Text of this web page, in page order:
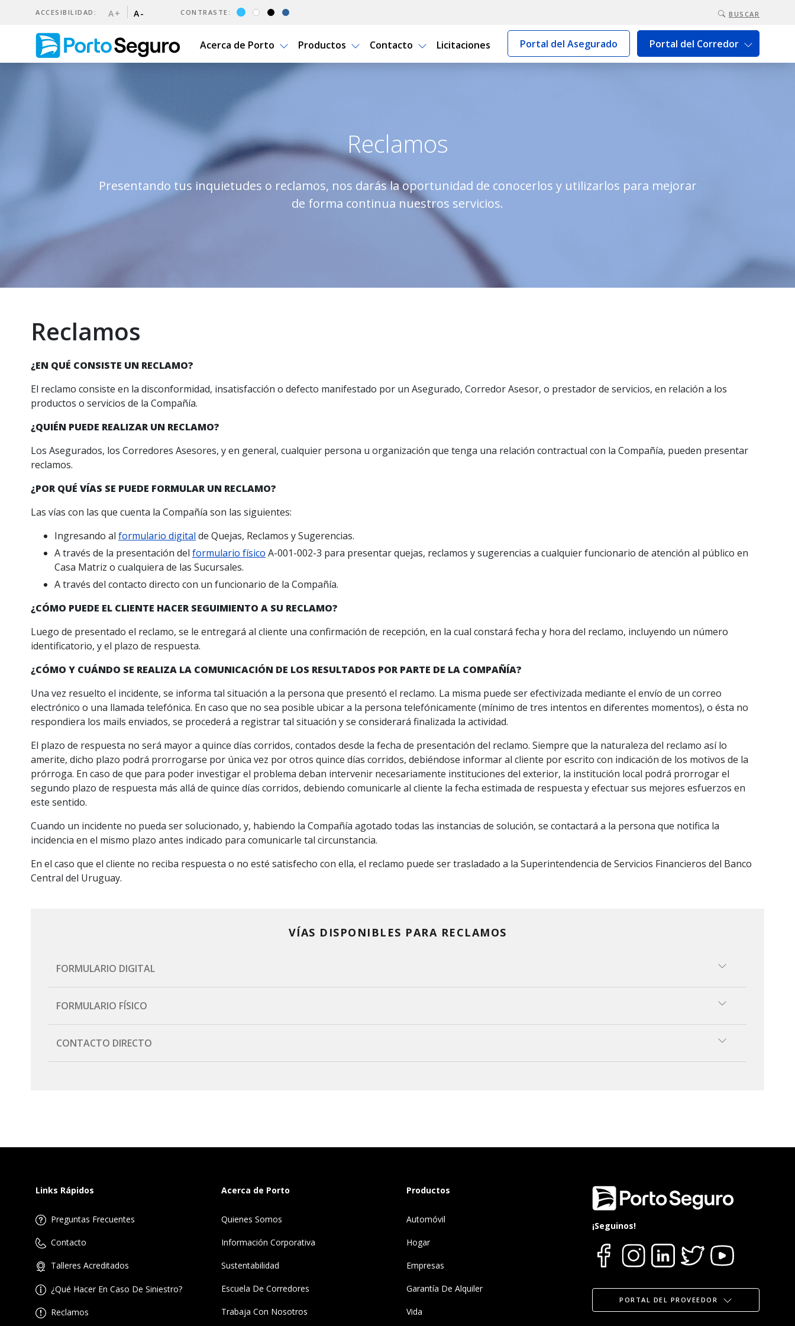
BUSCAR
ACCESIBILIDAD: A+ A- CONTRASTE:
Acerca de Porto Productos Contacto Licitaciones Portal del Asegurado Portal del Corredor
Reclamos | Porto Seguro Uruguay
Reclamos
Presentando tus inquietudes o reclamos, nos darás la oportunidad de conocerlos y utilizarlos para mejorar
de forma continua nuestros servicios.
Reclamos
¿EN QUÉ CONSISTE UN RECLAMO?
El reclamo consiste en la disconformidad, insatisfacción o defecto manifestado por un Asegurado, Corredor Asesor, o prestador de servicios, en relación a los
productos o servicios de la Compañía.
¿QUIÉN PUEDE REALIZAR UN RECLAMO?
Los Asegurados, los Corredores Asesores, y en general, cualquier persona u organización que tenga una relación contractual con la Compañía, pueden presentar
reclamos.
¿POR QUÉ VÍAS SE PUEDE FORMULAR UN RECLAMO?
Las vías con las que cuenta la Compañía son las siguientes:
Ingresando al formulario digital de Quejas, Reclamos y Sugerencias.
A través de la presentación del formulario físico A-001-002-3 para presentar quejas, reclamos y sugerencias a cualquier funcionario de atención al público en
Casa Matriz o cualquiera de las Sucursales.
A través del contacto directo con un funcionario de la Compañía.
¿CÓMO PUEDE EL CLIENTE HACER SEGUIMIENTO A SU RECLAMO?
Luego de presentado el reclamo, se le entregará al cliente una confirmación de recepción, en la cual constará fecha y hora del reclamo, incluyendo un número
identificatorio, y el plazo de respuesta.
¿CÓMO Y CUÁNDO SE REALIZA LA COMUNICACIÓN DE LOS RESULTADOS POR PARTE DE LA COMPAÑÍA?
Una vez resuelto el incidente, se informa tal situación a la persona que presentó el reclamo. La misma puede ser efectivizada mediante el envío de un correo
electrónico o una llamada telefónica. En caso que no sea posible ubicar a la persona telefónicamente (mínimo de tres intentos en diferentes momentos), o ésta no
respondiera los mails enviados, se procederá a registrar tal situación y se considerará finalizada la actividad.
El plazo de respuesta no será mayor a quince días corridos, contados desde la fecha de presentación del reclamo. Siempre que la naturaleza del reclamo así lo
amerite, dicho plazo podrá prorrogarse por única vez por otros quince días corridos, debiéndose informar al cliente por escrito con indicación de los motivos de la
prórroga. En caso de que para poder investigar el problema deban intervenir necesariamente instituciones del exterior, la institución local podrá prorrogar el
segundo plazo de respuesta más allá de quince días corridos, debiendo comunicarle al cliente la fecha estimada de respuesta y efectuar sus mejores esfuerzos en
este sentido.
Cuando un incidente no pueda ser solucionado, y, habiendo la Compañía agotado todas las instancias de solución, se contactará a la persona que notifica la
incidencia en el mismo plazo antes indicado para comunicarle tal circunstancia.
En el caso que el cliente no reciba respuesta o no esté satisfecho con ella, el reclamo puede ser trasladado a la Superintendencia de Servicios Financieros del Banco
Central del Uruguay.
VÍAS DISPONIBLES PARA RECLAMOS
FORMULARIO DIGITAL
Completar formulario
FORMULARIO FÍSICO
Descargar
CONTACTO DIRECTO
Links Rápidos
Preguntas Frecuentes
Contacto
Talleres Acreditados
¿Qué Hacer En Caso De Siniestro?
Reclamos
Acerca de Porto
Quienes Somos
Información Corporativa
Sustentabilidad
Escuela De Corredores
Trabaja Con Nosotros
Productos
Automóvil
Hogar
Empresas
Garantía De Alquiler
Vida
¡Seguinos!
PORTAL DEL PROVEEDOR